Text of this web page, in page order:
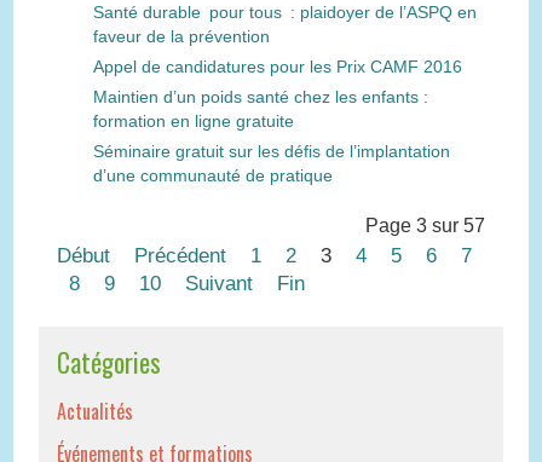
Santé durable pour tous : plaidoyer de l’ASPQ en
faveur de la prévention
Appel de candidatures pour les Prix CAMF 2016
Maintien d’un poids santé chez les enfants :
formation en ligne gratuite
Séminaire gratuit sur les défis de l’implantation
d’une communauté de pratique
Page 3 sur 57
Début Précédent 1 2 3 4 5 6
7
8
9 10 Suivant Fin
Catégories
Actualités
Événements et formations